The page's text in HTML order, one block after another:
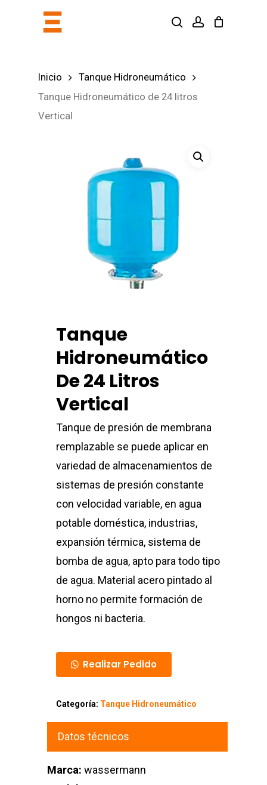
searchaccount
Inicio
Tanque Hidroneumático
Tanque Hidroneumático de 24 litros
Vertical
Tanque
Hidroneumático
De 24 Litros
Vertical
Tanque de presión de membrana
remplazable se puede aplicar en
variedad de almacenamientos de
sistemas de presión constante
con velocidad variable, en agua
potable doméstica, industrias,
expansión térmica, sistema de
bomba de agua, apto para todo tipo
de agua. Material acero pintado al
horno no permite formación de
hongos ni bacteria.
Realizar Pedido
Categoría: Tanque Hidroneumático
Datos técnicos
Marca: wassermann